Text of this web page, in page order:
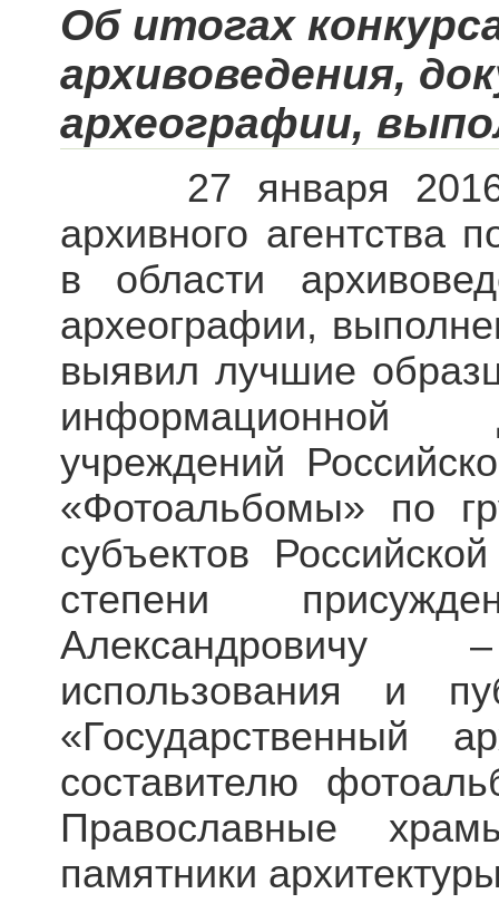
Об итогах
архивоведения,
археографии,
27 января 2016
архивного агентства
в области
археографии,
выявил лучшие
информационной
учреждений
«Фотоальбомы» по
субъектов
степени
использования и
«Государственный
составителю
Православные
памятники